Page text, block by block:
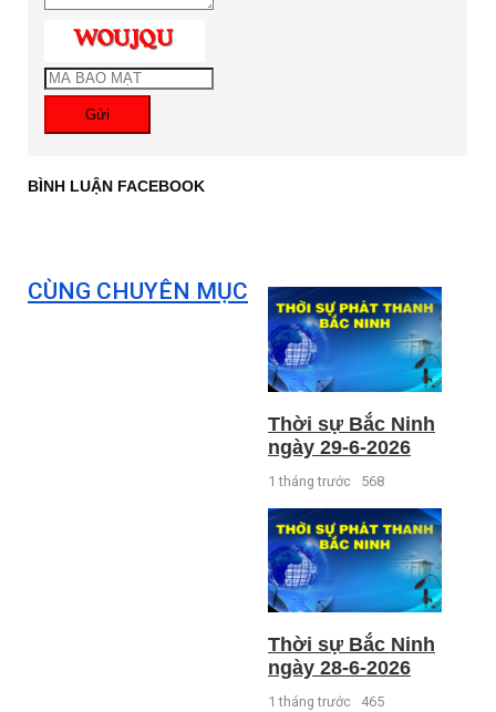
Gửi
BÌNH LUẬN FACEBOOK
CÙNG CHUYÊN MỤC
Thời sự Bắc Ninh
ngày 29-6-2026
1 tháng trước 568
Thời sự Bắc Ninh
ngày 28-6-2026
1 tháng trước 465